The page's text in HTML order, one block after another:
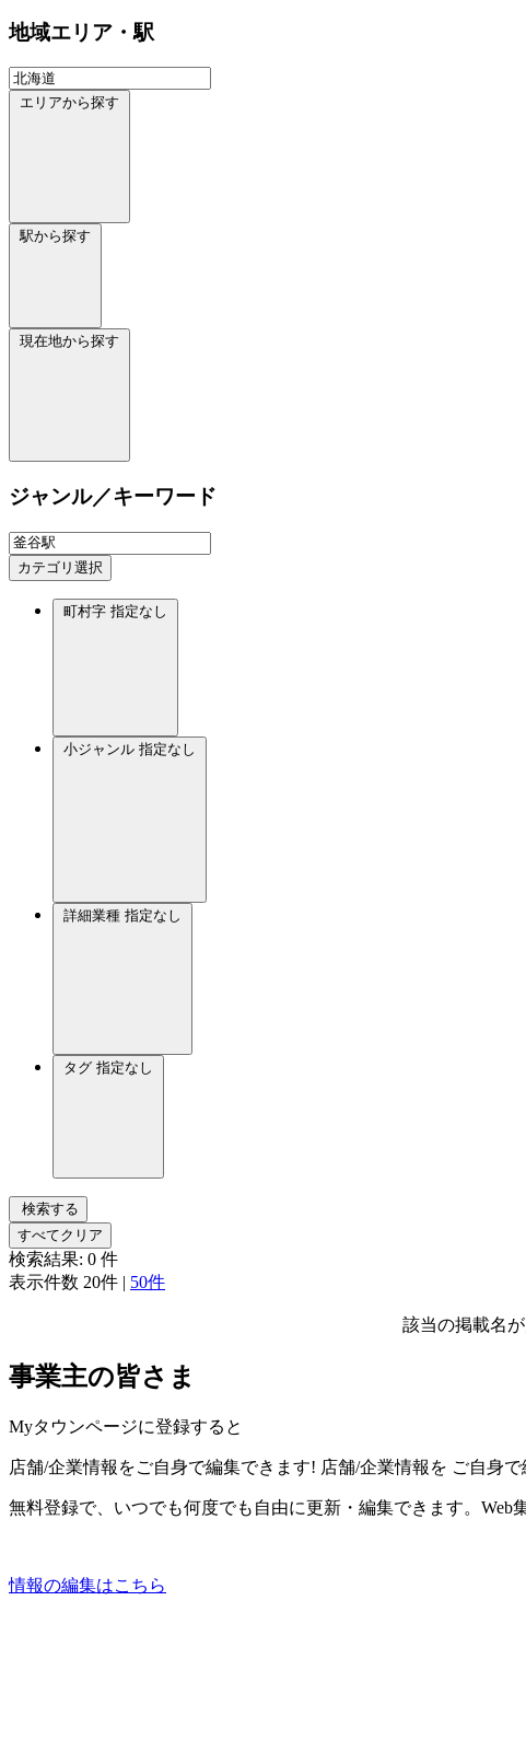
地域エリア・駅
エリアから探す
駅から探す
現在地から探す
ジャンル／キーワード
カテゴリ選択
町村字 指定なし
小ジャンル 指定なし
詳細業種 指定なし
タグ 指定なし
検索する
すべてクリア
検索結果: 0 件
表示件数 20件 | 50件
該当の掲載名
事業主の皆さま
Myタウンページに登録すると
店舗/企業情報をご自身で編集できます! 店舗/企業情報を ご自身
無料登録で、いつでも何度でも自由に更新・編集できます。Web
情報の編集はこちら